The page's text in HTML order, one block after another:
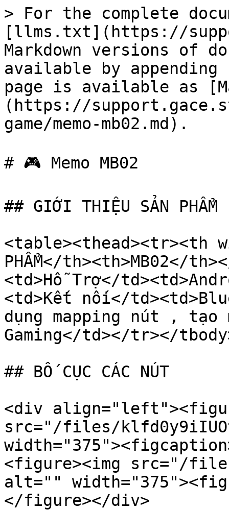
> For the complete
[llms.txt](https://
Markdown versions of
available by
page is available as
(https://
game/memo-mb02.md).
# 🎮 Memo MB02
## GIỚI THIỆU SẢN PHẨM
<table><thead><tr><th
PHẨM</th><th>MB02</
<td>Hỗ Trợ</
<td>Kết nối</
dụng mapping nút , tạo
Gaming</td></tr></
## BỐ CỤC CÁC NÚT
<div
src="/files/
<figure><img src="/files/
alt=""
</figure></div>